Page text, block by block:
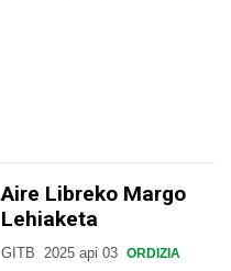
Aire Libreko Margo
Lehiaketa
GITB 2025 api 03 ORDIZIA